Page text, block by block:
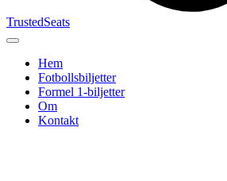
TrustedSeats
Hem
Fotbollsbiljetter
Formel 1‑biljetter
Om
Kontakt